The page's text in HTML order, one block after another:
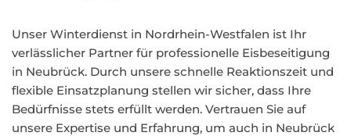
Unser Winterdienst in Nordrhein-Westfalen ist Ihr
verlässlicher Partner für professionelle Eisbeseitigung
in Neubrück. Durch unsere schnelle Reaktionszeit und
flexible Einsatzplanung stellen wir sicher, dass Ihre
Bedürfnisse stets erfüllt werden. Vertrauen Sie auf
unsere Expertise und Erfahrung, um auch in Neubrück